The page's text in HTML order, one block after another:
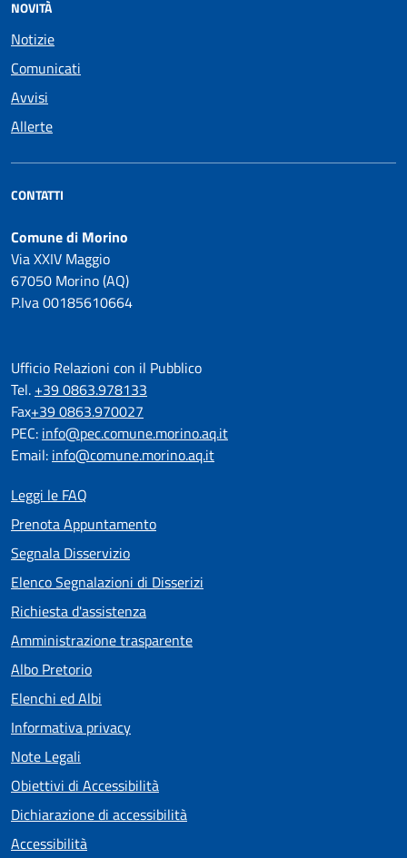
NOVITÀ
Notizie
Comunicati
Avvisi
Allerte
CONTATTI
Comune di Morino
Via XXIV Maggio
67050 Morino (AQ)
P.Iva 00185610664
Ufficio Relazioni con il Pubblico
Tel. +39 0863.978133
Fax+39 0863.970027
PEC: info@pec.comune.morino.aq.it
Email: info@comune.morino.aq.it
Leggi le FAQ
Prenota Appuntamento
Segnala Disservizio
Elenco Segnalazioni di Disserizi
Richiesta d'assistenza
Amministrazione trasparente
Albo Pretorio
Elenchi ed Albi
Informativa privacy
Note Legali
Obiettivi di Accessibilità
Dichiarazione di accessibilità
Accessibilità